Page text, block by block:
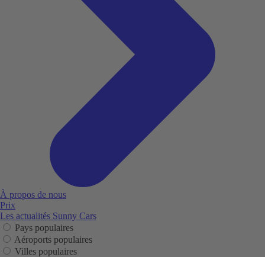
À propos de nous
Prix
Les actualités Sunny Cars
Pays populaires
Aéroports populaires
Villes populaires